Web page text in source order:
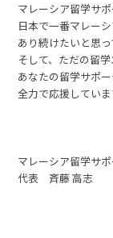
マレーシア留学サ
日本で一番マレー
あり続けたいと思っ
そして、ただの留
あなたの留学サポ
全力で応援していま
マレーシア留学サ
代表 斉藤 高志